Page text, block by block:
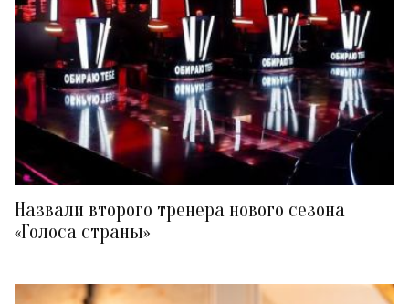
Назвали второго тренера нового сезона
«Голоса страны»